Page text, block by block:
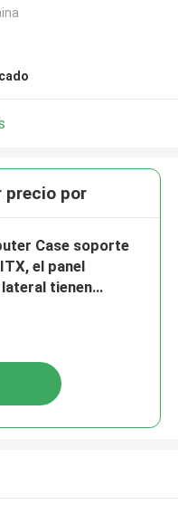
precio por
Case soporte
el panel
tienen